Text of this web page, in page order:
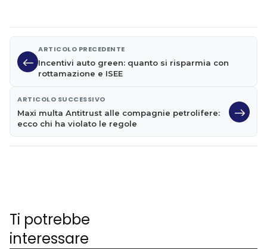
ARTICOLO PRECEDENTE
Incentivi auto green: quanto si risparmia con
rottamazione e ISEE
ARTICOLO SUCCESSIVO
Maxi multa Antitrust alle compagnie petrolifere:
ecco chi ha violato le regole
Ti potrebbe
interessare